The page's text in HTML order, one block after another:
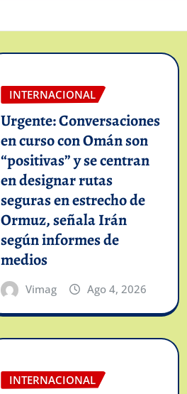
INTERNACIONAL
Urgente: Conversaciones
en curso con Omán son
“positivas” y se centran
en designar rutas
seguras en estrecho de
Ormuz, señala Irán
según informes de
medios
Vimag Ago 4, 2026
INTERNACIONAL